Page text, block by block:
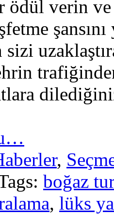
ödül verin
sizi
,
boğaz
, lüks